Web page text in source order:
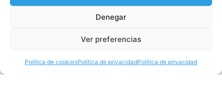
Denegar
Ver preferencias
Política de cookiesPolítica de privacidadPolítica de privacidad